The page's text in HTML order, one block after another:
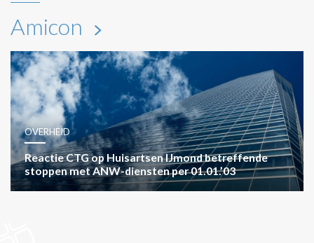
Amicon
OVERHEID
Reactie CTG op Huisartsen IJmond betreffende
stoppen met ANW-diensten per 01.01.’03